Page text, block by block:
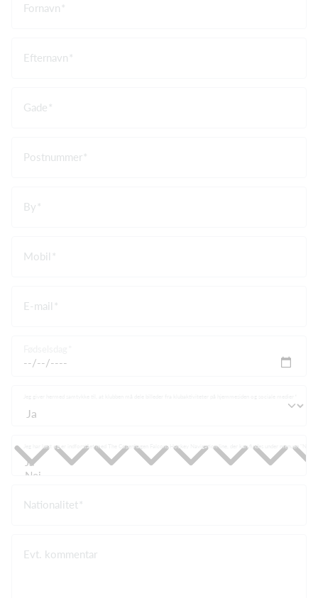
Fornavn
Efternavn
Gade
Postnummer
By
Mobil
E-mail
Jeg har læst og er indforstået med The Copenhagen Falcons Hockey Navigation line, der kan findes under menuen "Ny i
Nationalitet
Evt. kommentar